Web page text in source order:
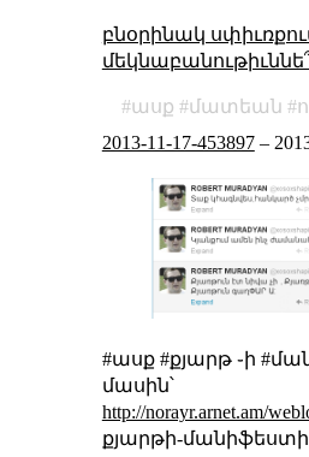
բնօրինակ
ասք մատեան
2013-11-17-453897–
#ասք #քյարթ ֊ի
մասին՝
http://norayr.arnet.am/
քյարթի-